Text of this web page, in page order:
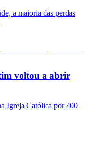
a maioria das perdas
voltou a abrir
Igreja Católica por 400